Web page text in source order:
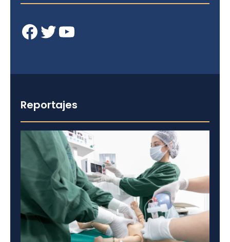
Facebook Twitter YouTube
Reportajes